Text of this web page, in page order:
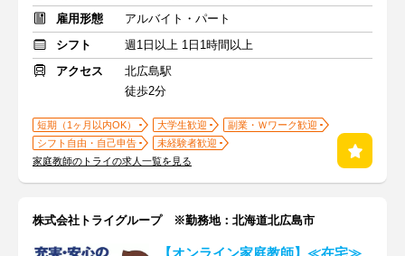
雇用形態
アルバイト・パート
シフト
週1日以上 1日1時間以上
アクセス
北広島駅
徒歩2分
短期（1ヶ月以内OK） 大学生歓迎
副業・Ｗワーク歓迎
シフト自由・自己申告
未経験者歓迎
家庭教師のトライの求人一覧を見る
株式会社トライグループ ※勤務地：北海道北広島市